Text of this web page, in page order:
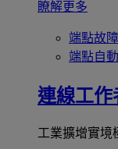
瞭解更多
端點故
端點自
連線工作
工業擴增實境